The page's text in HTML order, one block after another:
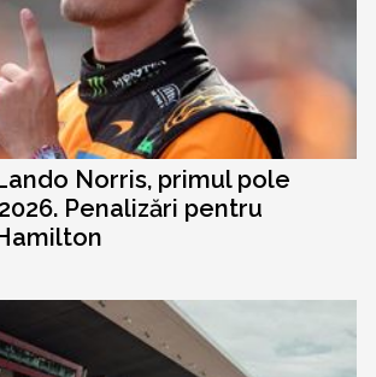
Norris, primul pole
Penalizări pentru